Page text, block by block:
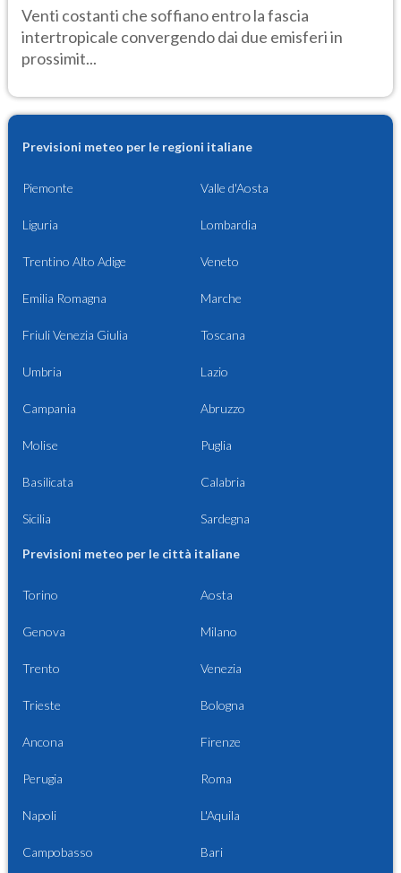
Venti costanti che soffiano entro la fascia
intertropicale convergendo dai due emisferi in
prossimit...
Previsioni meteo per le regioni italiane
Piemonte Valle d'Aosta
Liguria Lombardia
Trentino Alto Adige Veneto
Emilia Romagna Marche
Friuli Venezia Giulia Toscana
Umbria Lazio
Campania Abruzzo
Molise Puglia
Basilicata Calabria
Sicilia Sardegna
Previsioni meteo per le città italiane
Torino Aosta
Genova Milano
Trento Venezia
Trieste Bologna
Ancona Firenze
Perugia Roma
Napoli L'Aquila
Campobasso Bari